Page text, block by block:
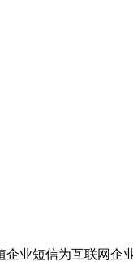
业短信为互联网